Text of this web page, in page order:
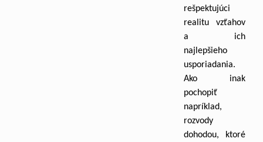
rešpektujúci
realitu vzťahov
a ich
najlepšieho
usporiadania.
Ako inak
pochopiť
napríklad,
rozvody
dohodou, ktoré